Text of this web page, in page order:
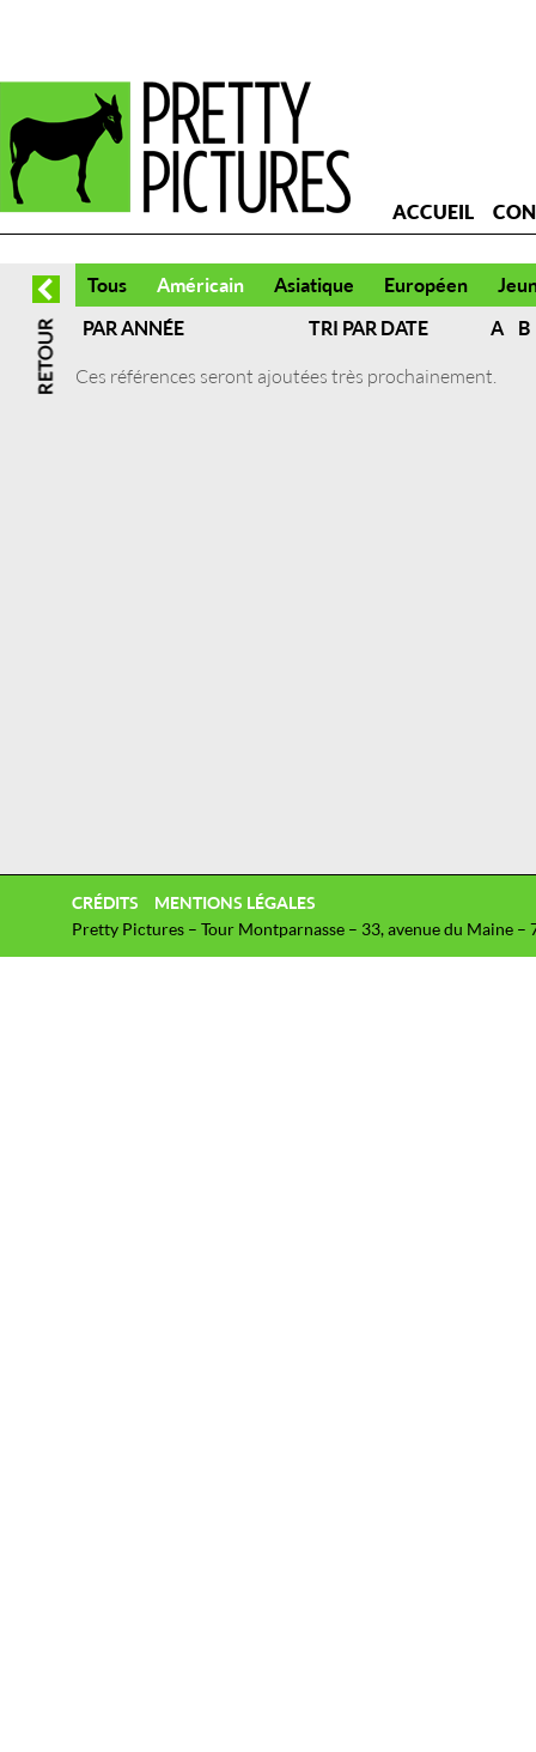
ACCUEIL
Tous Américain Asiatique Européen
PAR ANNÉE
TRI PAR DATE A
B
Ces références seront ajoutées très prochainement.
CRÉDITS
MENTIONS LÉGALES
Pretty Pictures – Tour Montparnasse – 33, avenue du Maine –